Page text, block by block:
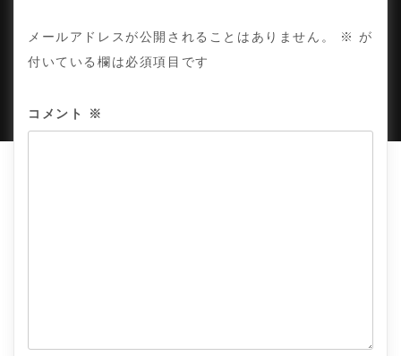
メールアドレスが公開されることはありません。 ※
が
付いている欄は必須項目です
コメント ※
PROUDLY POWERED BY WORDPRESS